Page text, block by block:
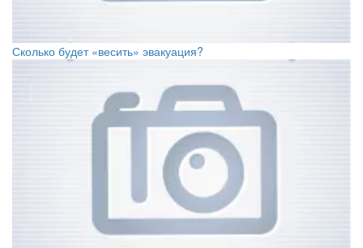
Сколько будет «весить» эвакуация?